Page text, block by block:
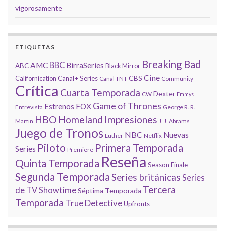
vigorosamente
ETIQUETAS
ABCAMC BBC BirraSeries Black Mirror Breaking Bad
Californication Canal+ Series Canal TNT CBS Cine Community
Crítica Cuarta Temporada CW Dexter Emmys
Entrevista Estrenos FOX Game of Thrones George R. R.
Martin HBO Homeland Impresiones J. J. Abrams
Juego de Tronos Luther NBC Netflix Nuevas
Series Piloto Premiere Primera Temporada
Quinta Temporada Reseña Season Finale
Segunda TemporadaSeries británicas Series
de TVShowtimeSéptima Temporada Tercera
Temporada True DetectiveUpfronts